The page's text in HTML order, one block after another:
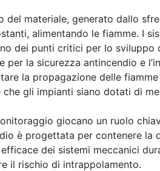
materiale, generato dallo
alimentando le fiamme. I
dei punti critici per lo sviluppo
la sicurezza antincendio e
la propagazione delle
gli impianti siano dotati di
giocano un ruolo
è progettata per contenere
dei sistemi meccanici
il rischio di intrappolamento.